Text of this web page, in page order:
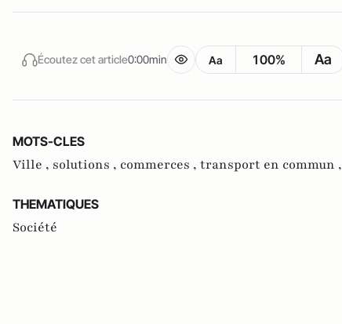
Écoutez cet article0:00min Aa 100% Aa
MOTS-CLES
Ville , solutions , commerces , transport en commun ,
THEMATIQUES
Société